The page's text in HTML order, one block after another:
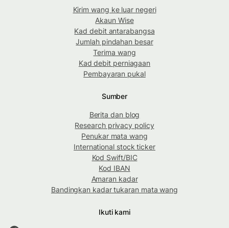
Kirim wang ke luar negeri
Akaun Wise
Kad debit antarabangsa
Jumlah pindahan besar
Terima wang
Kad debit perniagaan
Pembayaran pukal
Sumber
Berita dan blog
Research privacy policy
Penukar mata wang
International stock ticker
Kod Swift/BIC
Kod IBAN
Amaran kadar
Bandingkan kadar tukaran mata wang
Ikuti kami